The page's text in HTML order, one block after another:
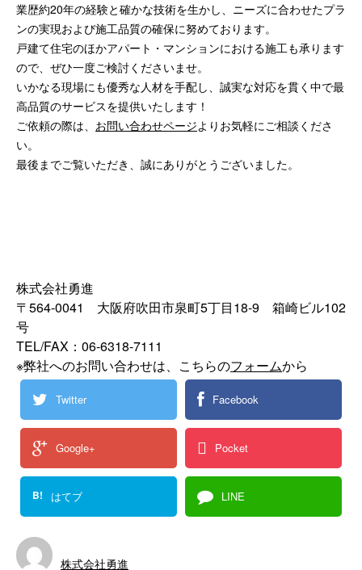
業歴約20年の経験と確かな技術を生かし、ニーズに合わせたプラ
ンの実現および施工品質の確保に努めております。
戸建て住宅のほかアパート・マンションにおける施工も承ります
ので、ぜひ一度ご検討くださいませ。
いかなる現場にも優秀な人材を手配し、誠実な対応を貫く中で最
高品質のサービスを提供いたします！
ご依頼の際は、 お問い合わせページよりお気軽にご相談くださ
い。
最後までご覧いただき、誠にありがとうございました。
株式会社勇進
〒564-0041 大阪府吹田市泉町5丁目18-9 箱崎ビル102
号
TEL/FAX：06-6318-7111
※弊社へのお問い合わせは、こちらのフォームから
Twitter Facebook
Google+ Pocket
B! はてブ LINE
株式会社勇進